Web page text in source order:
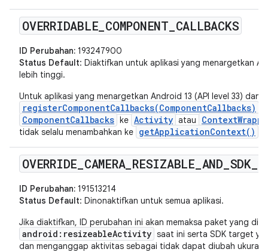
OVERRIDABLE COMPONENT CALLBACKS
ID Perubahan: 193247900
Status Default: Diaktifkan untuk aplikasi yang menargetkan
lebih tinggi.
Untuk aplikasi yang menargetkan Android 13 (API level 33) dan
registerComponentCallbacks(ComponentCallbacks)
ComponentCallbacks ke Activity atau
tidak selalu menambahkan ke getApplicationContext()
OVERRIDE CAMERA_ RESIZABLE AND SDK
ID Perubahan: 191513214
Status Default: Dinonaktifkan untuk semua aplikasi.
Jika diaktifkan, ID perubahan ini akan memaksa paket yang
android:resizeableActivity saat ini serta SDK target
dan menganggap aktivitas sebagai tidak dapat diubah